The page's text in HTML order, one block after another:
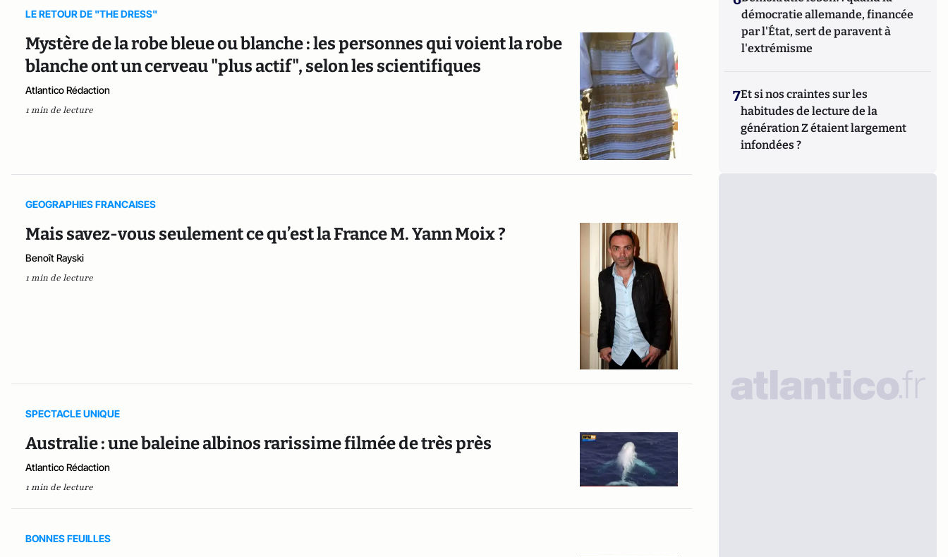
LE RETOUR DE "THE DRESS"
Mystère de la robe bleue ou blanche : les personnes qui voient la robe
blanche ont un cerveau "plus actif", selon les scientifiques
Atlantico Rédaction
1 min de lecture
GEOGRAPHIES FRANCAISES
Mais savez-vous seulement ce qu’est la France M. Yann Moix ?
Benoît Rayski
1 min de lecture
SPECTACLE UNIQUE
Australie : une baleine albinos rarissime filmée de très près
Atlantico Rédaction
1 min de lecture
BONNES FEUILLES
démocratie allemande, financée
par l'État, sert de paravent à
l'extrémisme
7Et si nos craintes sur les
habitudes de lecture de la
génération Z étaient largement
infondées ?